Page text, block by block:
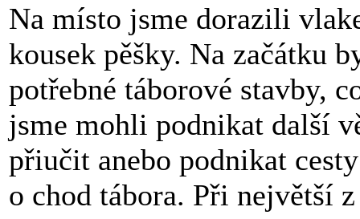
Na místo jsme dorazili
kousek pěšky. Na začátku
potřebné táborové stavby,
jsme mohli podnikat další
přiučit anebo podnikat
o chod tábora. Při největší